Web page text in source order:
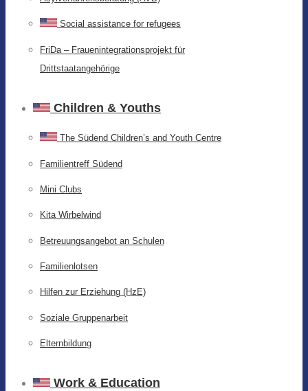
Social assistance for refugees
FriDa – Frauenintegrationsprojekt für
Drittstaatangehörige
Children & Youths
The Südend Children’s and Youth Centre
Familientreff Südend
Mini Clubs
Kita Wirbelwind
Betreuungsangebot an Schulen
Familienlotsen
Hilfen zur Erziehung (HzE)
Soziale Gruppenarbeit
Elternbildung
Work & Education